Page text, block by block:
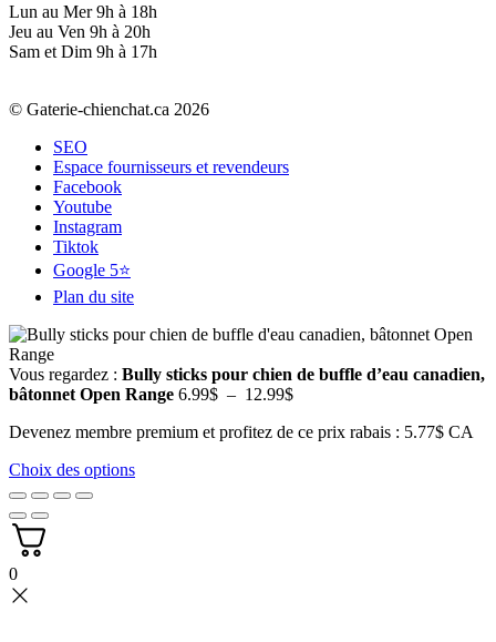
Lun au Mer 9h à 18h
Jeu au Ven 9h à 20h
Sam et Dim 9h à 17h
© Gaterie-chienchat.ca 2026
SEO
Espace fournisseurs et revendeurs
Facebook
Youtube
Instagram
Tiktok
Google 5⭐
Plan du site
Vous regardez : Bully sticks pour chien de buffle d’eau canadien,
bâtonnet Open Range 6.99$ – 12.99$Plage
prix :
Devenez membre premium et profitez de ce prix rabais : 5.77$ CA
Choix des options
0